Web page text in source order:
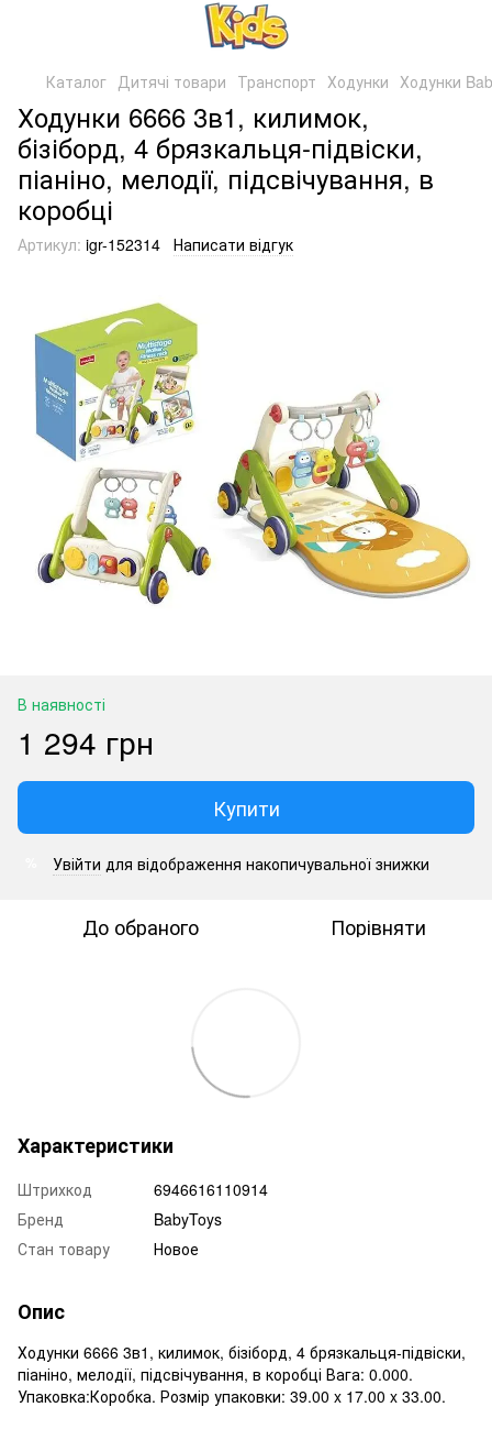
Каталог Дитячі товари Транспорт Ходунки Ходунки
Ходунки 6666 3в1, килимок,
бізіборд, 4 брязкальця-підвіски,
піаніно, мелодії, підсвічування, в
коробці
Артикул: igr-152314 Написати відгук
В наявності
1 294 грн
Купити
Увійти для відображення накопичувальної знижки
До обраного Порівняти
Характеристики
Штрихкод
6946616110914
Бренд
BabyToys
Стан товару
Новое
Опис
Ходунки 6666 3в1, килимок, бізіборд, 4 брязкальця-підвіски,
піаніно, мелодії, підсвічування, в коробці Вага: 0.000.
Упаковка:Коробка. Розмір упаковки: 39.00 x 17.00 x 33.00.